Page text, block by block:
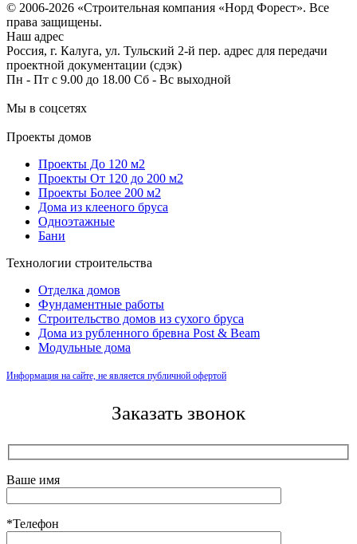
© 2006-2026 «Строительная компания «Норд Форест». Все
права защищены.
Наш адрес
Россия, г. Калуга, ул. Тульский 2-й пер. адрес для передачи
проектной документации (сдэк)
Пн - Пт с 9.00 до 18.00 Сб - Вс выходной
Мы в соцсетях
Проекты домов
Проекты До 120 м2
Проекты От 120 до 200 м2
Проекты Более 200 м2
Дома из клееного бруса
Одноэтажные
Бани
Технологии строительства
Отделка домов
Фундаментные работы
Строительство домов из сухого бруса
Дома из рубленного бревна Post & Beam
Модульные дома
Информация на сайте, не является публичной офертой
Заказать звонок
Ваше имя
*Телефон